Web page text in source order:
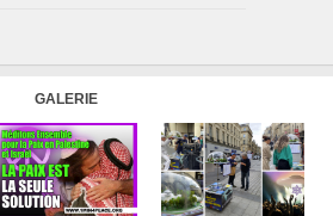
GALERIE